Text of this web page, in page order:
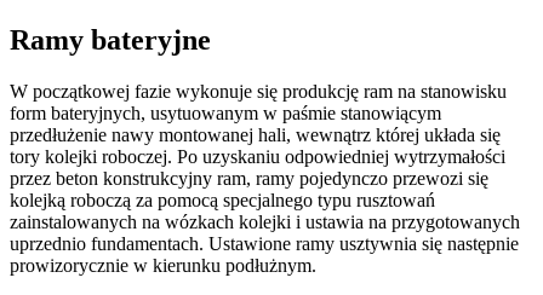
Ramy bateryjne
W początkowej fazie wykonuje się produkcję ram na stanowisku
form bateryjnych, usytuowanym w paśmie stanowiącym
przedłużenie nawy montowanej hali, wewnątrz której układa się
tory kolejki roboczej. Po uzyskaniu odpowiedniej wytrzymałości
przez beton konstrukcyjny ram, ramy pojedynczo przewozi się
kolejką roboczą za pomocą specjalnego typu rusztowań
zainstalowanych na wózkach kolejki i ustawia na przygotowanych
uprzednio fundamentach. Ustawione ramy usztywnia się następnie
prowizorycznie w kierunku podłużnym.